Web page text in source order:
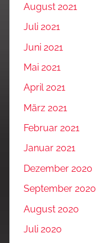
August 2021
Juli 2021
Juni 2021
Mai 2021
April 2021
März 2021
Februar 2021
Januar 2021
Dezember 2020
September 2020
August 2020
Juli 2020